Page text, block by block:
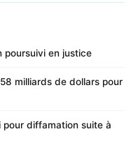
poursuivi en justice
milliards de dollars pour
pour diffamation suite à